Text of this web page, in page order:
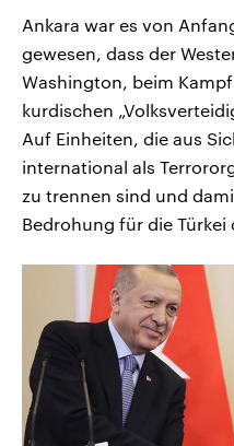
Ankara war es von
gewesen, dass der
Washington, beim
kurdischen
Auf Einheiten, die aus
international als
zu trennen sind und
Bedrohung für die Türkei